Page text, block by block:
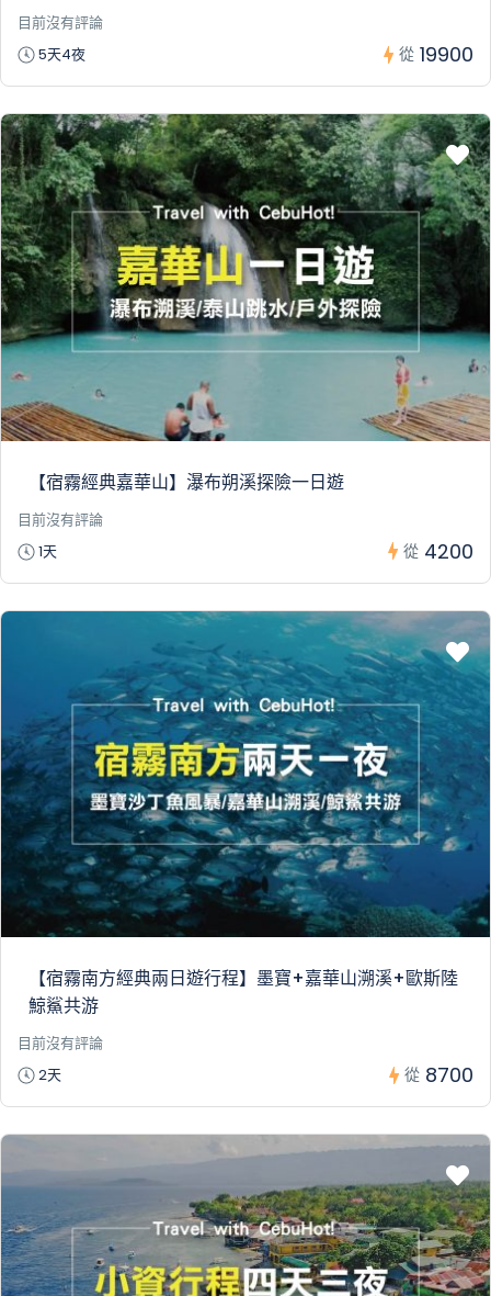
目前沒有評論
5天4夜
從 19900
【宿霧經典嘉華山】瀑布朔溪探險一日遊
目前沒有評論
1天
從 4200
【宿霧南方經典兩日遊行程】墨寶+嘉華山溯溪+歐斯陸
鯨鯊共游
目前沒有評論
2天
從 8700